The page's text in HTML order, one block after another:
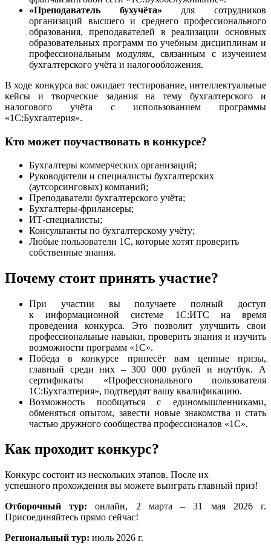
«Преподаватель бухучёта» для сотрудников
организаций высшего и среднего профессионального
образования, преподавателей в реализации основных
образовательных программ по учебным дисциплинам и
профессиональным модулям, связанным с изучением
бухгалтерского учёта и налогообложения.
В ходе конкурса вас ожидает тестирование, интеллектуальные
кейсы и творческие задания на тему бухгалтерского и
налогового учёта с использованием программы
«1С:Бухгалтерия».
Кто может поучаствовать в конкурсе?
Бухгалтеры коммерческих организаций;
Руководители и специалисты бухгалтерских
(аутсорсинговых) компаний;
Преподаватели бухгалтерского учёта;
Бухгалтеры-фрилансеры;
ИТ-специалисты;
Консультанты по бухгалтерскому учёту;
Любые пользователи 1С, которые хотят проверить
собственные знания.
Почему стоит принять участие?
При участии вы получаете полный доступ
к информационной системе 1С:ИТС на время
проведения конкурса. Это позволит улучшить свои
профессиональные навыки, проверить знания и изучить
возможности программ «1С».
Победа в конкурсе принесёт вам ценные призы,
главный среди них – 300 000 рублей и ноутбук. А
сертификаты «Профессионального пользователя
1С:Бухгалтерия», подтвердят вашу квалификацию.
Возможность пообщаться с единомышленниками,
обменяться опытом, завести новые знакомства и стать
частью дружного сообщества профессионалов «1С».
Как проходит конкурс?
Конкурс состоит из нескольких этапов. После их
успешного прохождения вы можете выиграть главный приз!
Отборочный тур: онлайн, 2 марта – 31 мая 2026 г.
Присоединяйтесь прямо сейчас!
Региональный тур: июль 2026 г.